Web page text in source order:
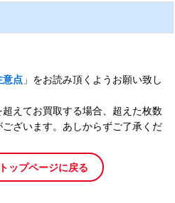
意点 」をお読み頂くようお願い致し
えてお買取する場合、超えた枚数
ざいます。あしからずご了承くだ
ップページに戻る